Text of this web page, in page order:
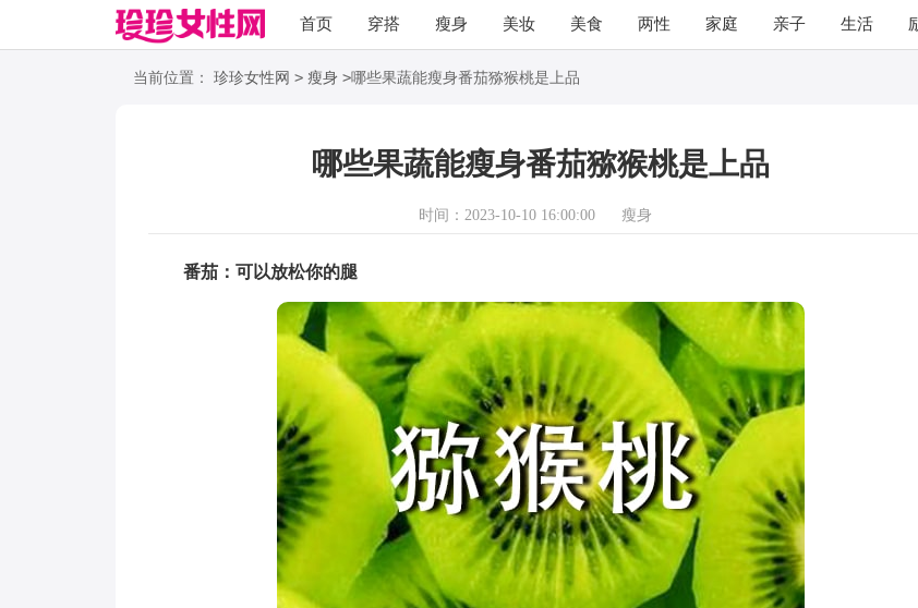
首页 穿搭 瘦身 美妆 美食 两性 家庭 亲子 生活
职场 语录
当前位置： 珍珍女性网 > 瘦身 >哪些果蔬能瘦身番茄猕猴桃是上品
哪些果蔬能瘦身番茄猕猴桃是上品
时间：2023-10-10 16:00:00 瘦身
番茄：可以放松你的腿